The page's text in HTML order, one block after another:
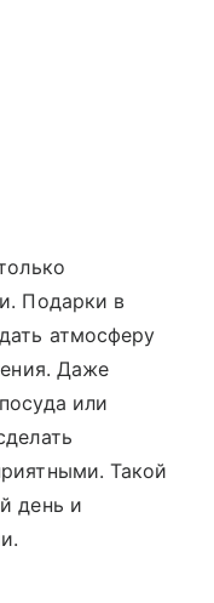
Подарки в
атмосферу
Даже
или
Такой
день и